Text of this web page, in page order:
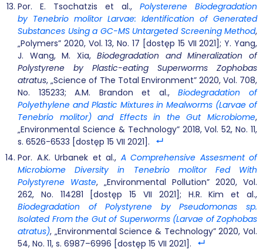
Por. E. Tsochatzis et al., Polysterene Biodegradation
by Tenebrio molitor Larvae: Identification of Generated
Substances Using a GC-MS Untargeted Screening Method,
„Polymers” 2020, Vol. 13, No. 17 [dostęp 15 VII 2021]; Y. Yang,
J. Wang, M. Xia,Biodegradation and Mineralization of
Polystyrene by Plastic-eating Superworms Zophobas
atratus, „Science of The Total Environment” 2020, Vol. 708,
No. 135233; A.M. Brandon et al.,Biodegradation of
Polyethylene and Plastic Mixtures in Mealworms (Larvae of
Tenebrio molitor) and Effects in the Gut Microbiome,
„Environmental Science & Technology” 2018, Vol. 52, No. 11,
s. 6526-6533 [dostęp 15 VII 2021].
Por. A.K. Urbanek et al., A Comprehensive Assesment of
Microbiome Diversity in Tenebrio molitor Fed With
Polystyrene Waste, „Environmental Pollution” 2020, Vol.
262, No. 114281 [dostęp 15 VII 2021]; H.R. Kim et al.,
Biodegradation of Polystyrene by Pseudomonas sp.
Isolated From the Gut of Superworms (Larvae of Zophobas
atratus), „Environmental Science & Technology” 2020, Vol.
54, No. 11, s. 6987–6996 [dostęp 15 VII 2021].